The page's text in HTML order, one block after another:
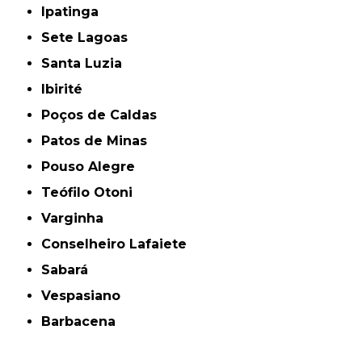
Ipatinga
Sete Lagoas
Santa Luzia
Ibirité
Poços de Caldas
Patos de Minas
Pouso Alegre
Teófilo Otoni
Varginha
Conselheiro Lafaiete
Sabará
Vespasiano
Barbacena